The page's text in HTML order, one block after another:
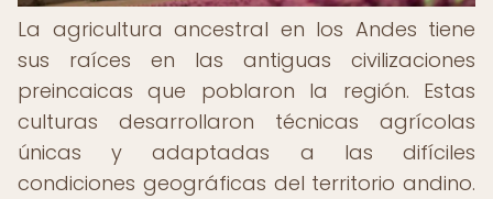
La agricultura ancestral en los Andes tiene
sus raíces en las antiguas civilizaciones
preincaicas que poblaron la región. Estas
culturas desarrollaron técnicas agrícolas
únicas y adaptadas a las difíciles
condiciones geográficas del territorio andino.